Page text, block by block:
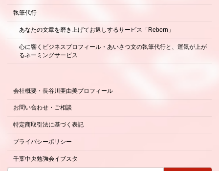
執筆代行
あなたの文章を磨き上げてお返しするサービス「Reborn」
心に響くビジネスプロフィール・あいさつ文の執筆代行と、運気が上が
るネーミングサービス
会社概要・長谷川亜由美プロフィール
お問い合わせ・ご相談
特定商取引法に基づく表記
プライバシーポリシー
千葉中央勉強会イブスタ